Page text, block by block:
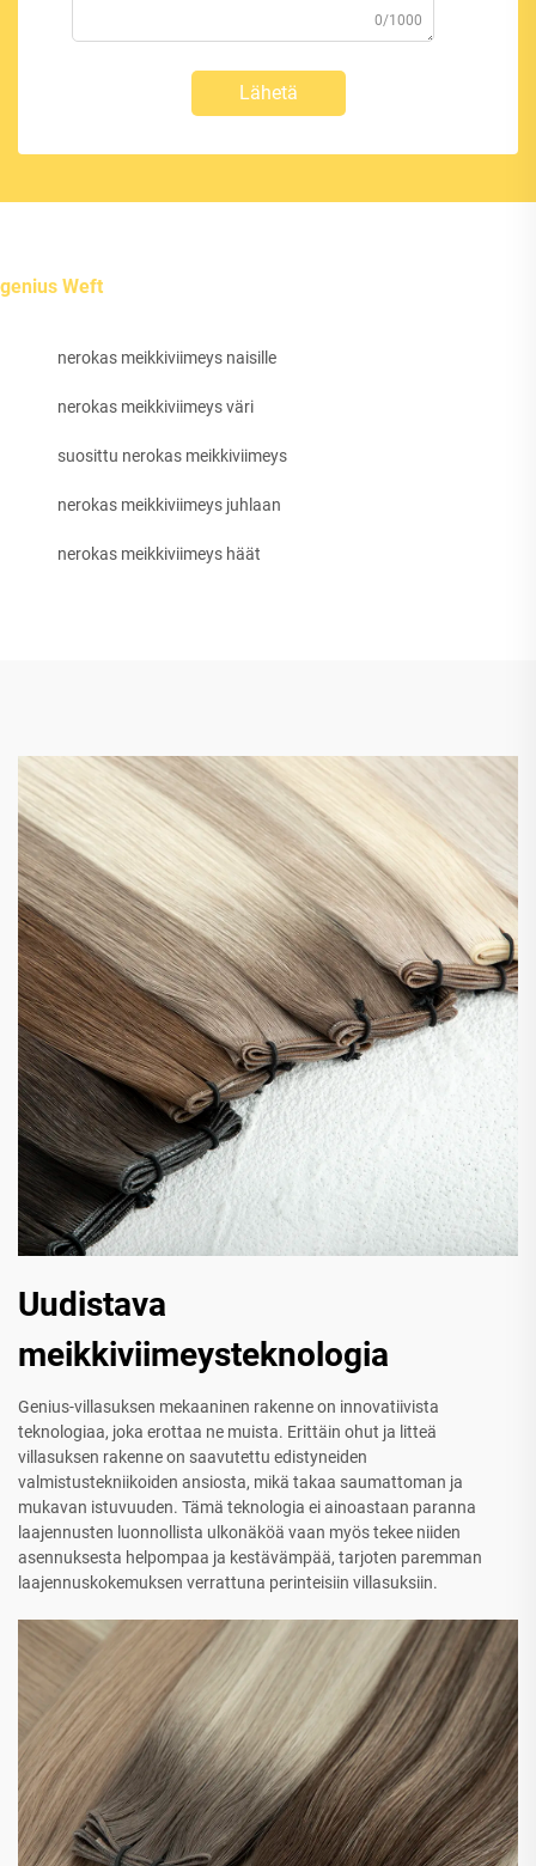
0/1000
Lähetä
genius Weft
nerokas meikkiviimeys naisille
nerokas meikkiviimeys väri
suosittu nerokas meikkiviimeys
nerokas meikkiviimeys juhlaan
nerokas meikkiviimeys häät
Uudistava
meikkiviimeysteknologia
Genius-villasuksen mekaaninen rakenne on innovatiivista
teknologiaa, joka erottaa ne muista. Erittäin ohut ja litteä
villasuksen rakenne on saavutettu edistyneiden
valmistustekniikoiden ansiosta, mikä takaa saumattoman ja
mukavan istuvuuden. Tämä teknologia ei ainoastaan paranna
laajennusten luonnollista ulkonäköä vaan myös tekee niiden
asennuksesta helpompaa ja kestävämpää, tarjoten paremman
laajennuskokemuksen verrattuna perinteisiin villasuksiin.